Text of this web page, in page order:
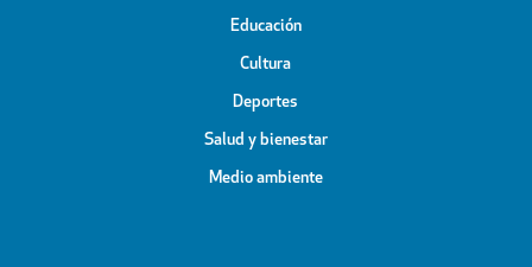
Educación
Cultura
Deportes
Salud y bienestar
Medio ambiente